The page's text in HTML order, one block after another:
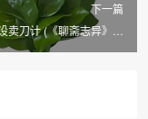
下一篇
卖刀计 (《聊斋志异》篇